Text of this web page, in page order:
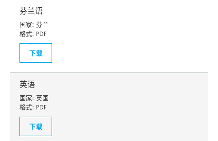
芬兰语
国家: 芬兰
格式: PDF
下载
英语
国家: 英国
格式: PDF
下载